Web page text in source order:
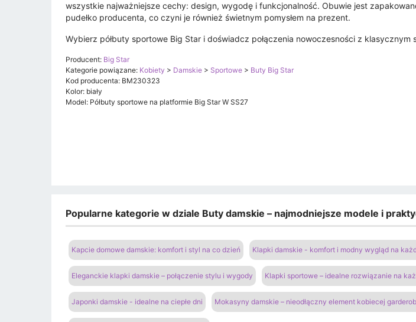
wszystkie najważniejsze cechy: design, wygodę i funkcjonalność. Obuwie jest
pudełko producenta, co czyni je również świetnym pomysłem na prezent.
Wybierz półbuty sportowe Big Star i doświadcz połączenia nowoczesności z klasycznym
Producent: Big Star
Kategorie powiązane: Kobiety > Damskie > Sportowe > Buty Big Star
Kod producenta: BM230323
Kolor: biały
Model: Półbuty sportowe na platformie Big Star W SS27
Popularne kategorie w dziale Buty damskie – najmodniejsze modele i
Kapcie domowe damskie: komfort i styl na co dzień Klapki damskie - komfort i modny wygląd na
Eleganckie klapki damskie – połączenie stylu i wygody Klapki sportowe – idealne rozwiązanie na
Japonki damskie - idealne na ciepłe dni Mokasyny damskie – nieodłączny element kobiecej